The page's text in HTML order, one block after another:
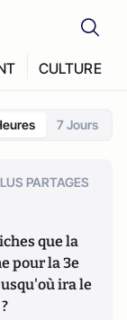
CULTURE
7 Jours
PARTAGES
que la
pour la 3e
ira le